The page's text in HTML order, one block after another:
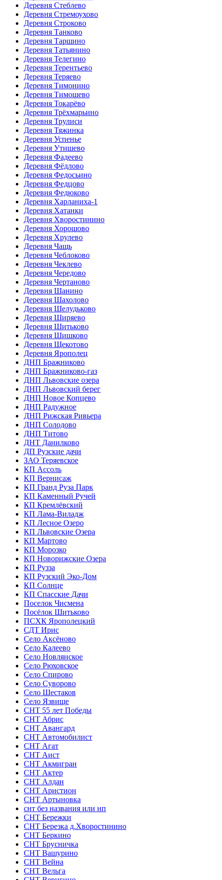
Деревня Стеблево
Деревня Стремоухово
Деревня Строково
Деревня Танково
Деревня Таршино
Деревня Татьянино
Деревня Телегино
Деревня Терентьево
Деревня Теряево
Деревня Тимонино
Деревня Тимошево
Деревня Токарёво
Деревня Трёхмарьино
Деревня Трулиси
Деревня Тяжинка
Деревня Успенье
Деревня Утишево
Деревня Фадеево
Деревня Фёдлово
Деревня Федосьино
Деревня Федцово
Деревня Федюково
Деревня Харланиха-1
Деревня Хатанки
Деревня Хворостинино
Деревня Хорошово
Деревня Хрулево
Деревня Чащь
Деревня Чеблоково
Деревня Чеклево
Деревня Чередово
Деревня Чертаново
Деревня Шанино
Деревня Шахолово
Деревня Шелудьково
Деревня Ширяево
Деревня Шитьково
Деревня Шишково
Деревня Щекотово
Деревня Ярополец
ДНП Бражниково
ДНП Бражниково-газ
ДНП Львовские озера
ДНП Львовский берег
ДНП Новое Копцево
ДНП Радужное
ДНП Рижская Ривьера
ДНП Солодово
ДНП Титово
ДНТ Данилково
ДП Рузские дачи
ЗАО Теряевское
КП Ассоль
КП Вернисаж
КП Гранд Руза Парк
КП Каменный Ручей
КП Кремлёвский
КП Лама-Виладж
КП Лесное Озеро
КП Львовские Озера
КП Мартово
КП Морозко
КП Новорижские Озера
КП Рузза
КП Рузский Эко-Дом
КП Солнце
КП Спасские Дачи
Поселок Чисмена
Посёлок Шитьково
ПСХК Ярополецкий
СДТ Ирис
Село Аксёново
Село Калеево
Село Новлянское
Село Рюховское
Село Спирово
Село Суворово
Село Шестаков
Село Язвище
СНТ 55 лет Победы
СНТ Абрис
СНТ Авангард
СНТ Автомобилист
СНТ Агат
СНТ Аист
СНТ Акмигран
СНТ Актер
СНТ Алдан
СНТ Аристион
СНТ Артыновка
снт без названия или нп
СНТ Бережки
СНТ Березка д.Хворостинино
СНТ Беркино
СНТ Брусничка
СНТ Вашурино
СНТ Вейна
СНТ Вельга